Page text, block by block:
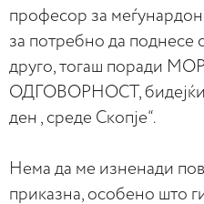
професор за
за потребно да поднесе
друго, тогаш поради
ОДГОВОРНОСТ, бидејќи
ден , среде Скопје“.
Нема да ме изненади
приказна, особено што